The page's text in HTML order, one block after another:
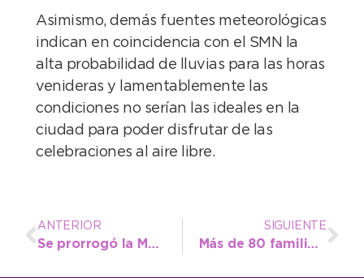
Asimismo, demás fuentes meteorológicas
indican en coincidencia con el SMN la
alta probabilidad de lluvias para las horas
venideras y lamentablemente las
condiciones no serían las ideales en la
ciudad para poder disfrutar de las
celebraciones al aire libre.
ANTERIOR
Se prorrogó la Moratoria y hay tiempo hasta diciembre para regularizar deudas municipales
SIGUIENTE
Más de 80 familias de Necochea recibieron sus escrituras en el municipio